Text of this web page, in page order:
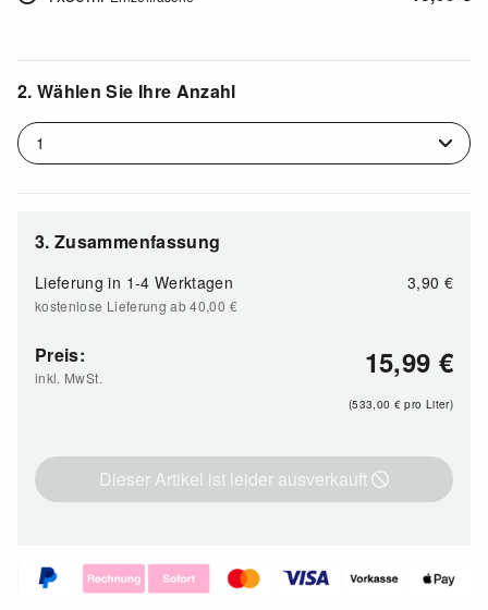
2. Wählen Sie Ihre Anzahl
3. Zusammenfassung
Lieferung in 1-4 Werktagen 3,90 €
kostenlose Lieferung ab 40,00 €
Preis:
inkl. MwSt. 15,99 €
(533,00 € pro Liter)
Dieser Artikel ist leider ausverkauft